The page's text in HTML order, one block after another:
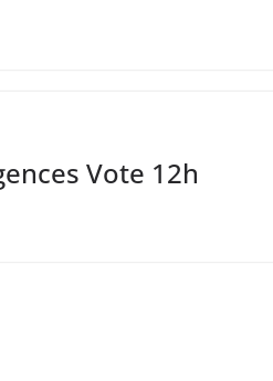
Vote 12h